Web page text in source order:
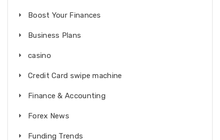
Boost Your Finances
Business Plans
casino
Credit Card swipe machine
Finance & Accounting
Forex News
Funding Trends